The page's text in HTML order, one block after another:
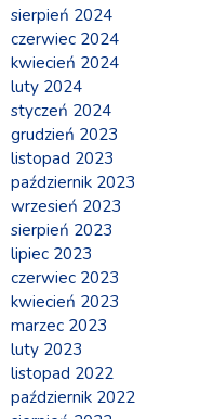
sierpień 2024
czerwiec 2024
kwiecień 2024
luty 2024
styczeń 2024
grudzień 2023
listopad 2023
październik 2023
wrzesień 2023
sierpień 2023
lipiec 2023
czerwiec 2023
kwiecień 2023
marzec 2023
luty 2023
listopad 2022
październik 2022